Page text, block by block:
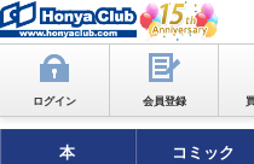
ログイン 会員登録
本 コミック